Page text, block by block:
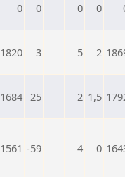
0 0 0 0
1820 3 5 2
1684 25 2 1,5
1561 -59 4 0